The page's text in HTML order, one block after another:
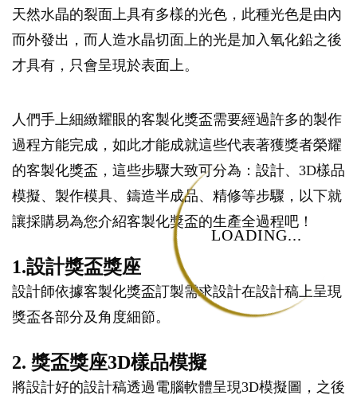
LOADING...
天然水晶的裂面上具有多樣的光色，此種光色是由內
而外發出，而人造水晶切面上的光是加入氧化鉛之後
才具有，只會呈現於表面上。
人們手上細緻耀眼的客製化獎盃需要經過許多的製作
過程方能完成，如此才能成就這些代表著獲獎者榮耀
的客製化獎盃，這些步驟大致可分為：設計、3D樣品
模擬、製作模具、鑄造半成品、精修等步驟，以下就
讓採購易為您介紹客製化獎盃的生產全過程吧！
1.設計獎盃獎座
設計師依據客製化獎盃訂製需求設計在設計稿上呈現
獎盃各部分及角度細節。
2. 獎盃獎座3D樣品模擬
將設計好的設計稿透過電腦軟體呈現3D模擬圖，之後